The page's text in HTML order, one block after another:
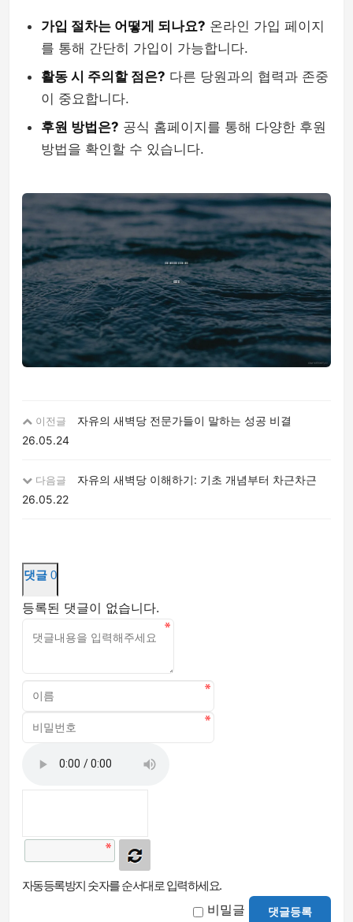
가입 절차는 어떻게 되나요? 온라인 가입 페이지
를 통해 간단히 가입이 가능합니다.
활동 시 주의할 점은? 다른 당원과의 협력과 존중
이 중요합니다.
후원 방법은? 공식 홈페이지를 통해 다양한 후원
방법을 확인할 수 있습니다.
이전글
자유의 새벽당 전문가들이 말하는 성공 비결
26.05.24
다음글
자유의 새벽당 이해하기: 기초 개념부터 차근차근
26.05.22
댓글 0
등록된 댓글이 없습니다.
자동등록방지 숫자를 순서대로 입력하세요.
비밀글 댓글등록